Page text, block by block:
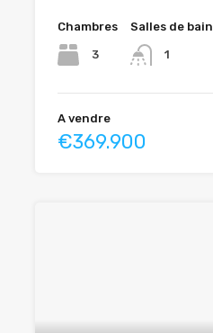
Chambres
3
Salles de bain
1
A vendre
€369.900